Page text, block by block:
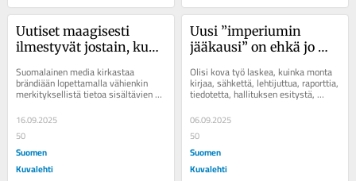
Uutiset maagisesti
ilmestyvät jostain, kun
enää tarvitse STT:tä
Suomalainen media kirkastaa
brändiään lopettamalla vähienkin
merkityksellistä tietoa sisältävien
juttujen julkaisemisen. Sanoma
Media Finland...
16.09.2025
50
Suomen
Kuvalehti
Uusi ”imperiumin
jääkausi” on ehkä jo
Eurooppa oikein?
Olisi kova työ laskea, kuinka monta
kirjaa, sähkettä, lehtijuttua, raporttia,
tiedotetta, hallituksen esitystä,
kansalaisaloitetta on aloitettu...
06.09.2025
50
Suomen
Kuvalehti